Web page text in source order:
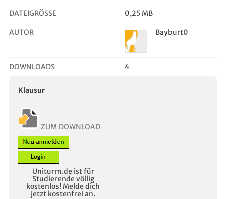
DATEIGRÖSSE 0,25 MB
AUTOR Bayburt0
DOWNLOADS 4
Klausur
ZUM DOWNLOAD
Uniturm.de ist für
Studierende völlig
kostenlos! Melde dich
jetzt kostenfrei an.